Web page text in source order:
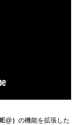
） の機能を拡張した